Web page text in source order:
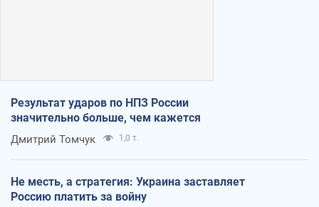
Результат ударов по НПЗ России
значительно больше, чем кажется
Дмитрий Томчук 1,0 т.
Не месть, а стратегия: Украина заставляет
Россию платить за войну